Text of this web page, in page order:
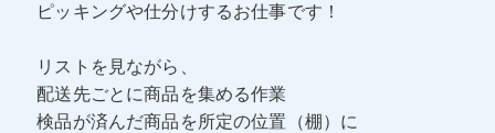
ピッキングや仕分けするお仕事です！
リストを見ながら、
配送先ごとに商品を集める作業
検品が済んだ商品を所定の位置（棚）に